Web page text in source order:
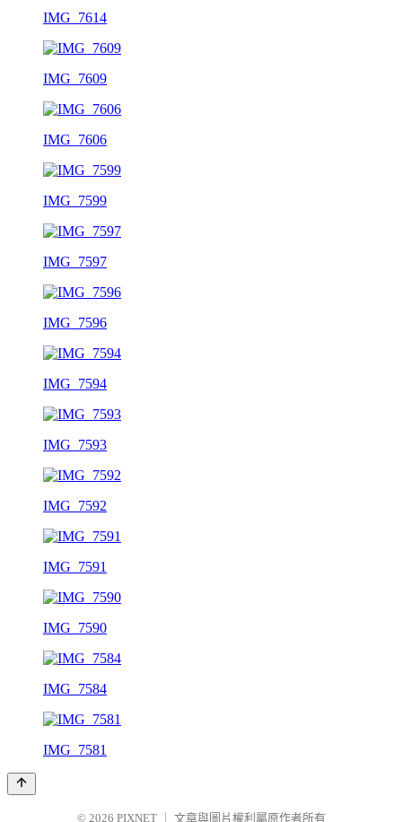
IMG_7614
IMG_7609
IMG_7606
IMG_7599
IMG_7597
IMG_7596
IMG_7594
IMG_7593
IMG_7592
IMG_7591
IMG_7590
IMG_7584
IMG_7581
© 2026 PIXNET 文章與圖片權利屬原作者所有